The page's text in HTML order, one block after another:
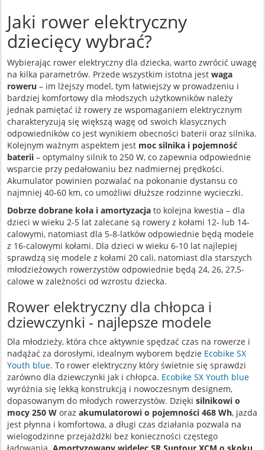
Jaki rower elektryczny
dziecięcy wybrać?
Wybierając rower elektryczny dla dziecka, warto zwrócić uwagę
na kilka parametrów. Przede wszystkim istotna jest waga
roweru – im lżejszy model, tym łatwiejszy w prowadzeniu i
bardziej komfortowy dla młodszych użytkowników należy
jednak pamiętać iż rowery ze wspomaganiem elektrycznym
charakteryzują się większą wagę od swoich klasycznych
odpowiedników co jest wynikiem obecności baterii oraz silnika.
Kolejnym ważnym aspektem jest moc silnika i pojemność
baterii – optymalny silnik to 250 W, co zapewnia odpowiednie
wsparcie przy pedałowaniu bez nadmiernej prędkości.
Akumulator powinien pozwalać na pokonanie dystansu co
najmniej 40-60 km, co umożliwi dłuższe rodzinne wycieczki.
Dobrze dobrane koła i amortyzacja to kolejna kwestia – dla
dzieci w wieku 2-5 lat zalecane są rowery z kołami 12- lub 14-
calowymi, natomiast dla 5-8-latków odpowiednie będą modele
z 16-calowymi kołami. ​Dla dzieci w wieku 6-10 lat najlepiej
sprawdzą się modele z kołami 20 cali, natomiast dla starszych
młodzieżowych rowerzystów odpowiednie będą 24, 26, 27,5-
calowe w zależności od wzrostu dziecka.
Rower elektryczny dla chłopca i
dziewczynki - najlepsze modele
Dla młodzieży, która chce aktywnie spędzać czas na rowerze i
nadążać za dorosłymi, idealnym wyborem będzie Ecobike SX
Youth blue. To rower elektryczny który świetnie się sprawdzi
zarówno dla dziewczynki jak i chłopca. Ecobike SX Youth blue
wyróżnia się lekką konstrukcją i nowoczesnym designem,
dopasowanym do młodych rowerzystów. Dzięki silnikowi o
mocy 250 W oraz akumulatorowi o pojemności 468 Wh, jazda
jest płynna i komfortowa, a długi czas działania pozwala na
wielogodzinne przejażdżki bez konieczności częstego
ładowania. Amortyzowany widelec SR Suntour XCM o skoku